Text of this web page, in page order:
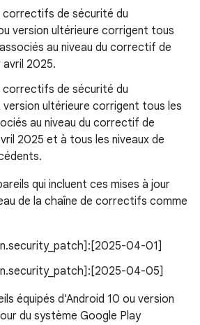
correctifs de sécurité du
version ultérieure corrigent tous
au niveau du correctif de
avril 2025.
correctifs de sécurité du
version ultérieure corrigent tous les
au niveau du correctif de
2025 et à tous les niveaux de
qui incluent ces mises à jour
de la chaîne de correctifs comme
04-01]
04-05]
équipés d'Android 10 ou version
du système Google Play